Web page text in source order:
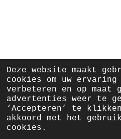
Deze website maakt
cookies om uw
verbeteren en op maat
advertenties weer te
‘Accepteren’ te
akkoord met het
cookies.